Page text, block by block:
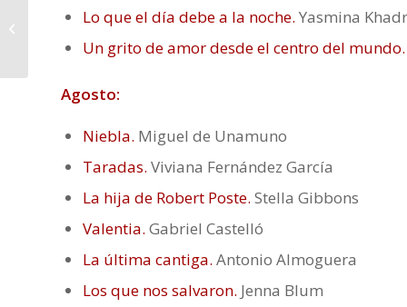
Lo que el día debe a la noche. Yasmina
Un grito de amor desde el centro del mundo.
Agosto:
Niebla. Miguel de Unamuno
Taradas. Viviana Fernández García
La hija de Robert Poste. Stella Gibbons
Valentia. Gabriel Castelló
La última cantiga. Antonio Almoguera
Los que nos salvaron. Jenna Blum
Premio-meme «Literatura